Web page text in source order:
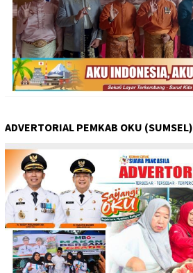
ADVERTORIAL PEMKAB OKU (SUMSEL)